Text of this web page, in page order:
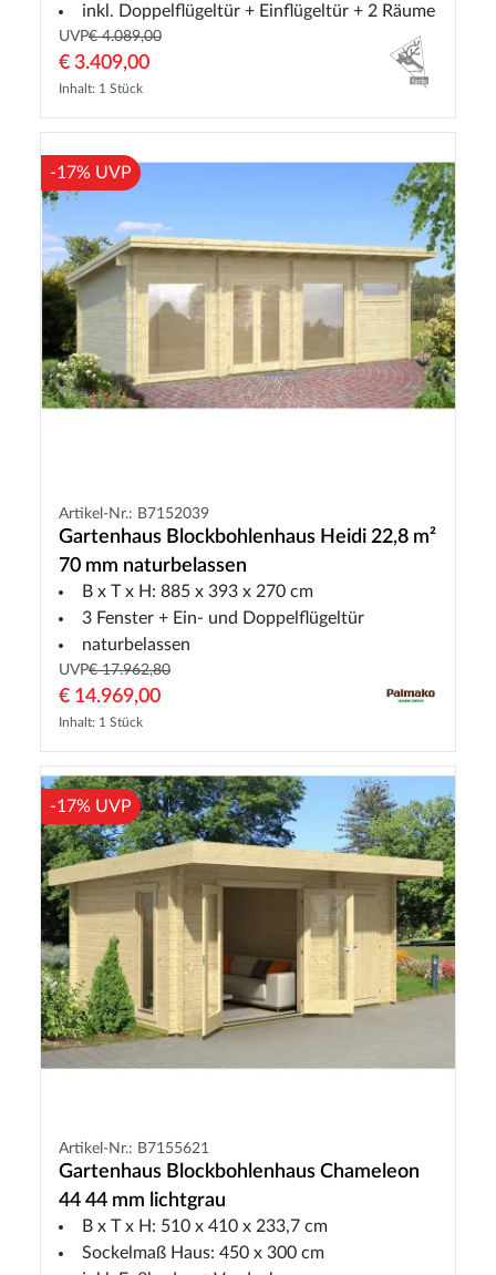
inkl. Doppelflügeltür + Einflügeltür + 2 Räume
UVP€ 4.089,00
€ 3.409,00
Inhalt: 1 Stück
-17% UVP
Artikel-Nr.: B7152039
Gartenhaus Blockbohlenhaus Heidi 22,8 m²
70 mm naturbelassen
B x T x H: 885 x 393 x 270 cm
3 Fenster + Ein- und Doppelflügeltür
naturbelassen
UVP€ 17.962,80
€ 14.969,00
Inhalt: 1 Stück
-17% UVP
Artikel-Nr.: B7155621
Gartenhaus Blockbohlenhaus Chameleon
44 44 mm lichtgrau
B x T x H: 510 x 410 x 233,7 cm
Sockelmaß Haus: 450 x 300 cm